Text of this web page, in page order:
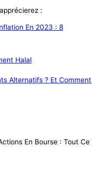
:
En 2023 : 8
Halal
Alternatifs ? Et Comment
En Bourse : Tout Ce